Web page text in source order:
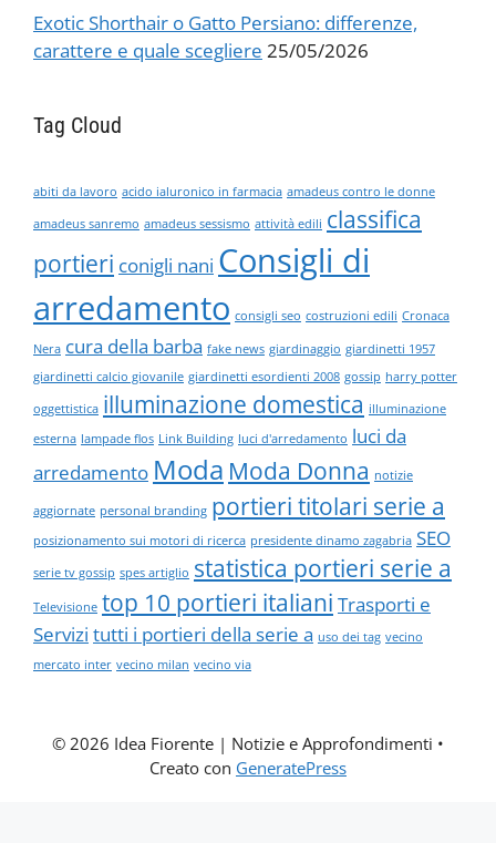
Exotic Shorthair o Gatto Persiano: differenze,
carattere e quale scegliere 25/05/2026
Tag Cloud
abiti da lavoro acido ialuronico in farmacia amadeus contro le donne
amadeus sanremo amadeus sessismo attività edili classifica
portieri conigli nani Consigli di
arredamento consigli seo costruzioni edili Cronaca
Nera cura della barba fake news giardinaggio giardinetti 1957
giardinetti calcio giovanile giardinetti esordienti 2008 gossip harry potter
oggettistica illuminazione domestica illuminazione
esterna lampade flos Link Building luci d'arredamento luci da
arredamento Moda Moda Donna notizie
aggiornate personal branding portieri titolari serie a
posizionamento sui motori di ricerca presidente dinamo zagabria SEO
serie tv gossip spes artiglio statistica portieri serie a
Televisione top 10 portieri italiani Trasporti e
Servizi tutti i portieri della serie a uso dei tag vecino
mercato inter vecino milan vecino via
© 2026 Idea Fiorente | Notizie e Approfondimenti •
Creato con GeneratePress